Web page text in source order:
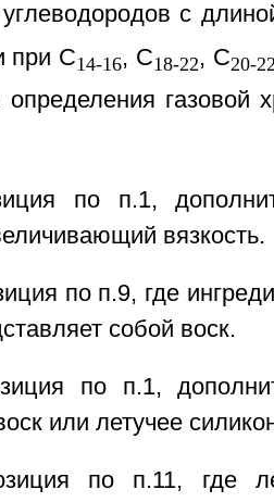
с
при С14-16, С18-22, С20-
газовой
по п.1,
вязкость.
по п.9, где
собой воск.
по п.1,
или летучее
по п.11, где